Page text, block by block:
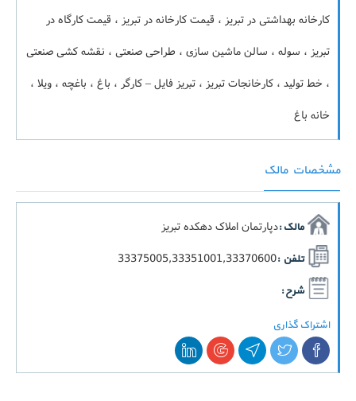
کارخانه بهداشتی در تبریز ، قیمت کارخانه در تبریز ، قیمت کارگاه در
تبریز ، سوله ، سالن ماشین سازی ، طراحی صنعتی ، نقشه کشی صنعتی
، خط تولید ، کارخانجات تبریز ، تبریز فایل – کارگر ، باغ ، باغچه ، ویلا ،
خانه باغ
مشخصات مالک
مالک :دپارتمان املاک دهکده تبریز
تلفن :33375005,33351001,33370600
شرح :
اشتراک گذاری